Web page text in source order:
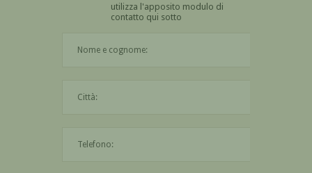
utilizza l'apposito modulo di
contatto qui sotto